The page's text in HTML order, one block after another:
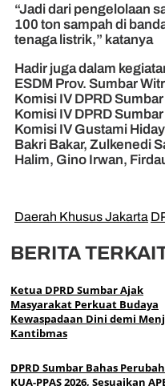
“Jadi dari pengelolaan
100 ton sampah di
tenaga listrik,” katanya
Hadir juga dalam
ESDM Prov. Sumbar
Komisi IV DPRD
Komisi IV DPRD
Komisi IV Gustami
Bakri Bakar, Zulkenedi
Halim, Gino Irwan,
Daerah Khusus Jakarta
BERITA
Ketua DPRD Sumbar Ajak
Masyarakat Perkuat Budaya
Kewaspadaan Dini demi
Kantibmas
DPRD Sumbar Bahas
KUA-PPAS 2026, Sesuaikan